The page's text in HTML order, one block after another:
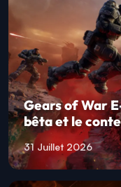
Gears of War
bêta et le
31 Juillet 2026